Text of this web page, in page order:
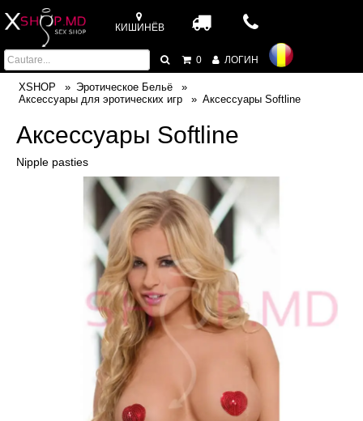
КИШИНЁВ
0 ЛОГИН
XSHOP
Эротическое Бельё
Аксессуары для эротических игр
Аксессуары Softline
Аксессуары Softline
Nipple pasties